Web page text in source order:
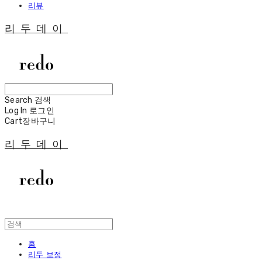
리뷰
리두데이
Search 검색
Log In 로그인
Cart장바구니
리두데이
홈
리두 보정